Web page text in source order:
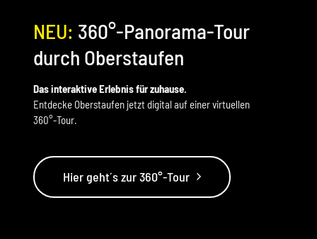
NEU: 360°-Panorama-Tour
durch Oberstaufen
Das interaktive Erlebnis für zuhause.
Entdecke Oberstaufen jetzt digital auf einer virtuellen
360°-Tour.
Hier geht´s zur 360°-Tour